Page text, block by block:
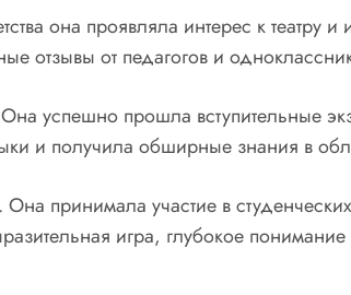
она проявляла интерес к театру и
отзывы от педагогов и
успешно прошла вступительные
и получила обширные знания в
участие в студенческих
игра, глубокое понимание